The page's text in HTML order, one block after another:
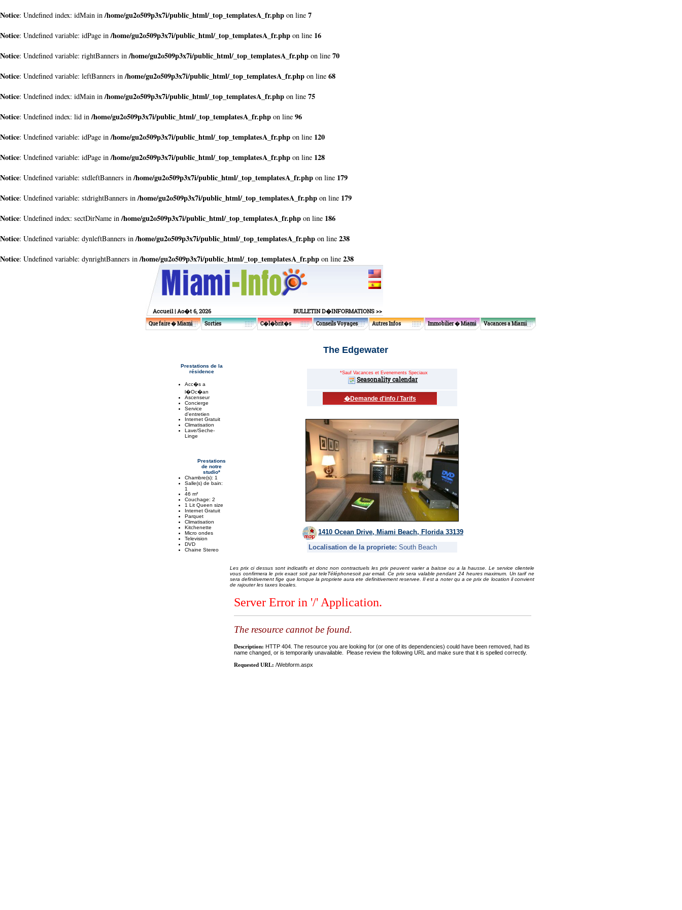
Notice: Undefined index: idMain in/home/gu2o509p3x7i/public_html/_top_templatesA_fr.php on line 7
Notice: Undefined variable: idPage in/home/gu2o509p3x7i/public_html/_top_templatesA_fr.php on line 16
Notice: Undefined variable: rightBanners in/home/gu2o509p3x7i/public_html/_top_templatesA_fr.php on line 70
Notice: Undefined variable: leftBanners in/home/gu2o509p3x7i/public_html/_top_templatesA_fr.php on line 68
Notice: Undefined index: idMain in/home/gu2o509p3x7i/public_html/_top_templatesA_fr.php on line 75
Notice: Undefined index: lid in/home/gu2o509p3x7i/public_html/_top_templatesA_fr.php on line 96
Notice: Undefined variable: idPage in/home/gu2o509p3x7i/public_html/_top_templatesA_fr.php on line 120
Notice: Undefined variable: idPage in/home/gu2o509p3x7i/public_html/_top_templatesA_fr.php on line 128
Notice: Undefined variable: stdleftBanners in/home/gu2o509p3x7i/public_html/_top_templatesA_fr.php on line 179
Notice: Undefined variable: stdrightBanners in/home/gu2o509p3x7i/public_html/_top_templatesA_fr.php on line 179
Notice: Undefined index: sectDirName in/home/gu2o509p3x7i/public_html/_top_templatesA_fr.php on line 186
Notice: Undefined variable: dynleftBanners in/home/gu2o509p3x7i/public_html/_top_templatesA_fr.php on line 238
Notice: Undefined variable: dynrightBanners in/home/gu2o509p3x7i/public_html/_top_templatesA_fr.php on line 238
Accueil| Ao�t 6, 2026 BULLETIN D�INFORMATIONS >>
Que faire � Miami Sorties C�l�brit�s Conseils Voyages Autres Infos Immobilier � Miami Vacances a Miami
The Edgewater
Prestations de la
résidence
Acc�s a
l�Oc�an
Ascenseur
Concierge
Service
d'entretien
Internet Gratuit
Climatisation
Lave/Seche-
Linge
Prestations
de notre
studio*
Chambre(s): 1
Salle(s) de bain:
1
46 m²
Couchage: 2
1 Lit Queen size
Internet Gratuit
Parquet
Climatisation
Kitchenette
Micro ondes
Television
DVD
Chaine Stereo
*Sauf Vacances et Evenements Speciaux
Seasonality calendar
�Demande d'info / Tarifs
1410 Ocean Drive, Miami Beach, Florida 33139
Localisation de la propriete: South Beach
Les prix ci dessus sont indicatifs et donc non contractuels les prix peuvent varier a baisse ou a la hausse. Le service clientele
vous confirmera le prix exact soit par teleTéléphonesoit par email. Ce prix sera valable pendant 24 heures maximum. Un tarif ne
sera definitivement fige que lorsque la propriete aura ete definitivement reservee. Il est a noter qu a ce prix de location il convient
de rajouter les taxes locales.